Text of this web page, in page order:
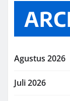
Agustus 2026
Juli 2026